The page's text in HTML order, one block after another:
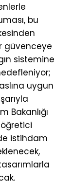
bu
güvenceye
sistemine
uygun
Bakanlığı
istihdam